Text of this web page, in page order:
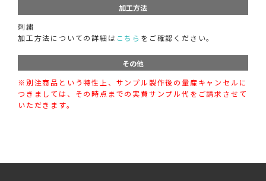
加工方法
刺繍
加工方法についての詳細は こちら をご確認ください。
その他
※別注商品という特性上、サンプル製作後の量産キャンセルに
つきましては、その時点までの実費サンプル代をご請求させて
いただきます。